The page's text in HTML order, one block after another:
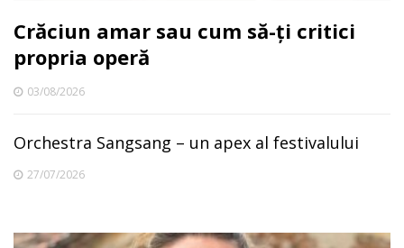
Crăciun amar sau cum să-ți critici
propria operă
03/08/2026
Orchestra Sangsang – un apex al festivalului
27/07/2026